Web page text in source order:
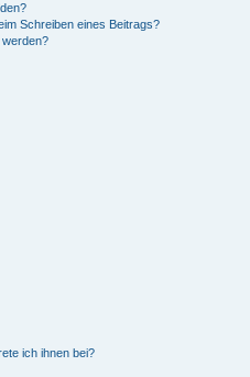
Schreiben eines Beitrags?
ich ihnen bei?